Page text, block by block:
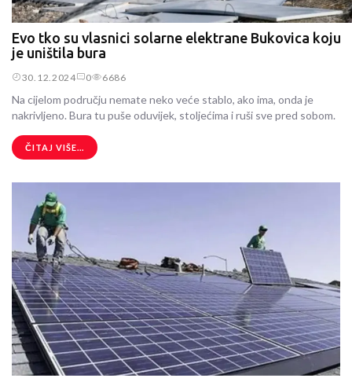
Evo tko su vlasnici solarne elektrane Bukovica koju
je uništila bura
30.12.2024 0 6686
Na cijelom području nemate neko veće stablo, ako ima, onda je
nakrivljeno. Bura tu puše oduvijek, stoljećima i ruši sve pred sobom.
ČITAJ VIŠE...